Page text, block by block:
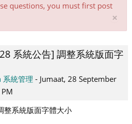
questions, you must first post
×
系統公告] 調整系統版面字
統管理 - Jumaat, 28 September
系統版面字體大小